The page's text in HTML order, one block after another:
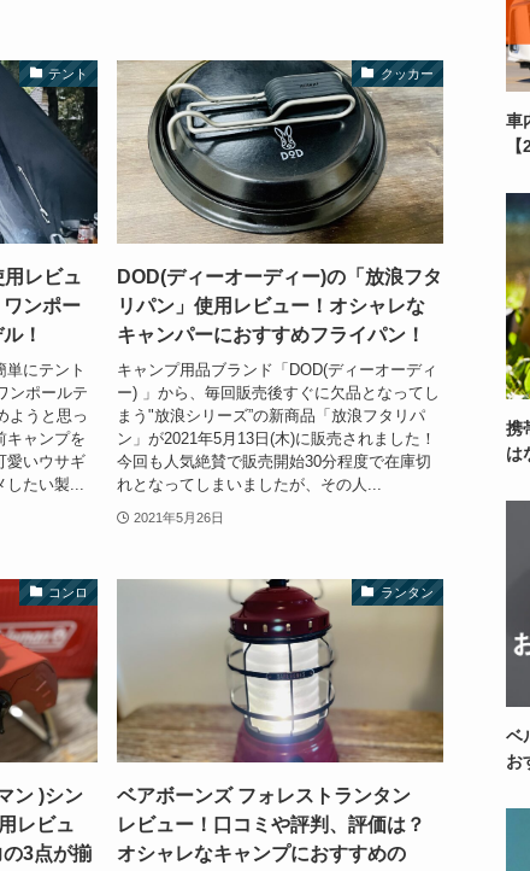
テント
レビュ
ンポー
！
単にテント
ンポールテ
ようと思っ
キャンプを
愛いウサギ
たい製...
クッカー
DOD(ディーオーディー)の「放浪フタ
リパン」使用レビュー！オシャレな
キャンパーにおすすめフライパン！
キャンプ用品ブランド「DOD(ディーオーディ
ー) 」から、毎回販売後すぐに欠品となってし
まう"放浪シリーズ”の新商品「放浪フタリパ
ン」が2021年5月13日(木)に販売されました！
今回も人気絶賛で販売開始30分程度で在庫切
れとなってしまいましたが、その人...
2021年5月26日
コンロ
ン )シン
レビュ
3点が揃
ランタン
ベアボーンズ フォレストランタン
レビュー！口コミや評判、評価は？
オシャレなキャンプにおすすめの
車
携
は
ベ
お